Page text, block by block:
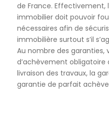
de France.
immobilier doit pouvoir
nécessaires afin de
immobilière surtout s’il
Au nombre des garanties,
d’achèvement obligatoire
livraison des travaux, la
garantie de parfait